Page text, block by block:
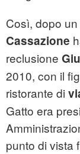
Così, dopo
Cassazione
reclusione
2010, con il
ristorante di
Gatto era
punto di vista